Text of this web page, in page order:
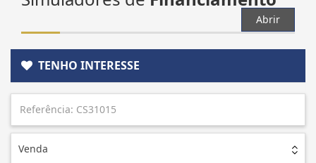
Abrir
TENHO INTERESSE
Venda